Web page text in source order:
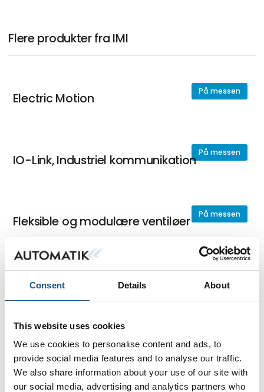
Consent Details About
This website uses cookies
We use cookies to personalise content and ads, to
provide social media features and to analyse our traffic.
We also share information about your use of our site with
our social media, advertising and analytics partners who
Flere produkter fra IMI
På messen
Electric Motion
På messen
IO-Link, Industriel kommunikation
På messen
Fleksible og modulære ventiløer
Pneumatiske cylindre og aktuatorer
Elektriske cylindre